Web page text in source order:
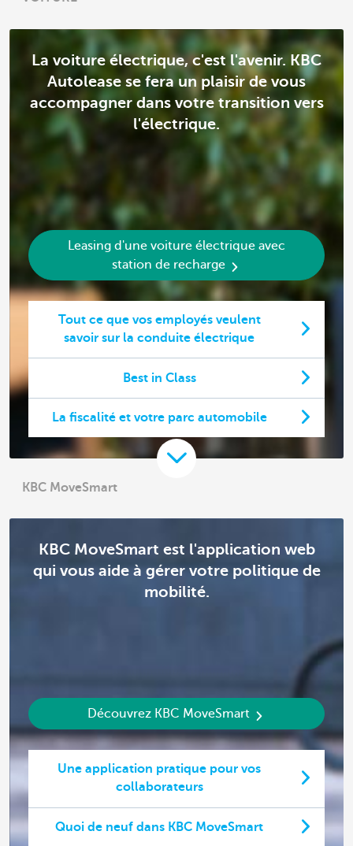
La voiture électrique, c'est l'avenir. KBC
Autolease se fera un plaisir de vous
accompagner dans votre transition vers
l'électrique.
Leasing d'une voiture électrique avec
station de recharge
Tout ce que vos employés veulent
savoir sur la conduite électrique
Best in Class
La fiscalité et votre parc automobile
KBC MoveSmart
KBC MoveSmart est l'application web
qui vous aide à gérer votre politique de
mobilité.
Découvrez KBC MoveSmart
Une application pratique pour vos
collaborateurs
Quoi de neuf dans KBC MoveSmart